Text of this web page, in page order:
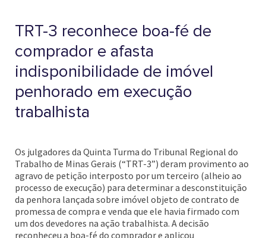
TRT-3 reconhece boa-fé de
comprador e afasta
indisponibilidade de imóvel
penhorado em execução
trabalhista
Os julgadores da Quinta Turma do Tribunal Regional do
Trabalho de Minas Gerais (“TRT-3”) deram provimento ao
agravo de petição interposto por um terceiro (alheio ao
processo de execução) para determinar a desconstituição
da penhora lançada sobre imóvel objeto de contrato de
promessa de compra e venda que ele havia firmado com
um dos devedores na ação trabalhista. A decisão
reconheceu a boa-fé do comprador e aplicou